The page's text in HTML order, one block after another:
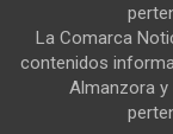
La Comarca
contenidos
Almanzora y